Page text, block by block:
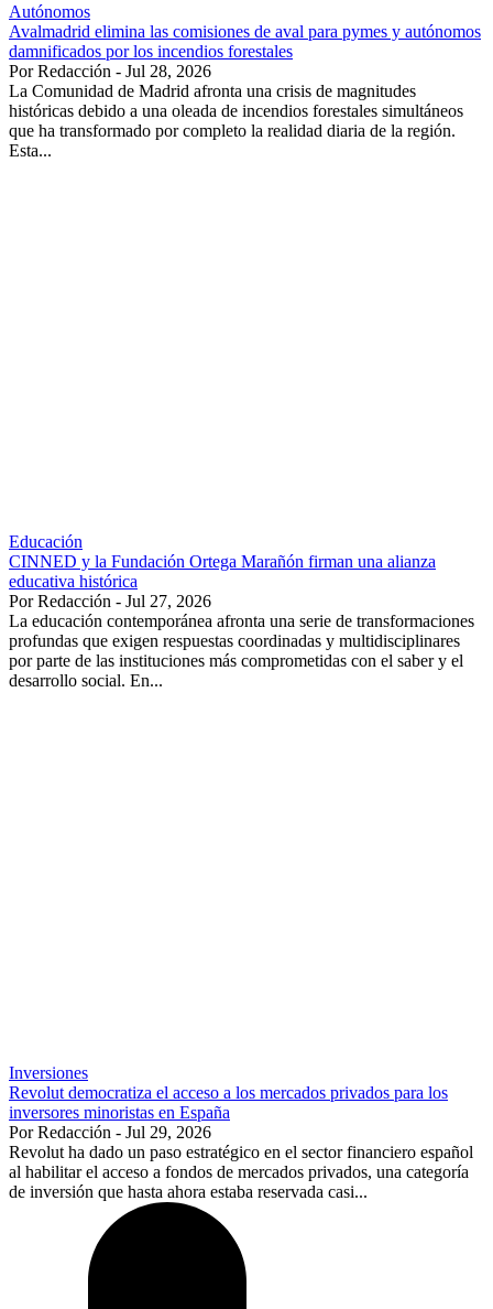
Autónomos
Avalmadrid elimina las comisiones de aval para pymes y autónomos
damnificados por los incendios forestales
Por Redacción - Jul 28, 2026
La Comunidad de Madrid afronta una crisis de magnitudes
históricas debido a una oleada de incendios forestales simultáneos
que ha transformado por completo la realidad diaria de la región.
Esta...
Educación
CINNED y la Fundación Ortega Marañón firman una alianza
educativa histórica
Por Redacción - Jul 27, 2026
La educación contemporánea afronta una serie de transformaciones
profundas que exigen respuestas coordinadas y multidisciplinares
por parte de las instituciones más comprometidas con el saber y el
desarrollo social. En...
Inversiones
Revolut democratiza el acceso a los mercados privados para los
inversores minoristas en España
Por Redacción - Jul 29, 2026
Revolut ha dado un paso estratégico en el sector financiero español
al habilitar el acceso a fondos de mercados privados, una categoría
de inversión que hasta ahora estaba reservada casi...